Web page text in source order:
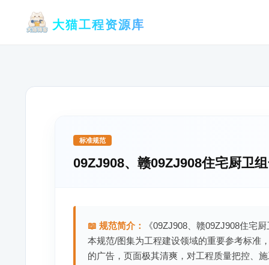
大猫工程资源库
标准规范
09ZJ908、赣09ZJ908住宅厨卫
📖 规范简介：
《09ZJ908、赣09ZJ908住宅
本规范/图集为工程建设领域的重要参考标准
的广告，页面极其清爽，对工程质量把控、